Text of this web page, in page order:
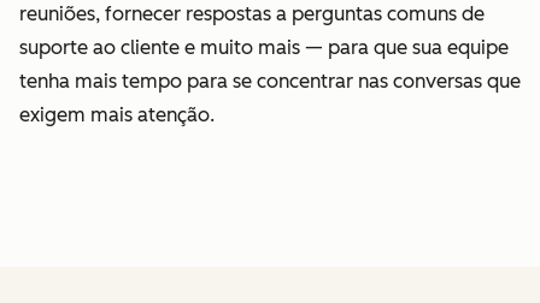
reuniões, fornecer respostas a perguntas comuns de
suporte ao cliente e muito mais — para que sua equipe
tenha mais tempo para se concentrar nas conversas que
exigem mais atenção.